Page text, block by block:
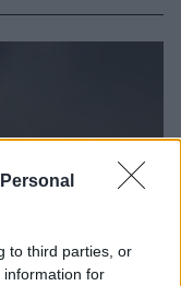
to third parties, or
information for